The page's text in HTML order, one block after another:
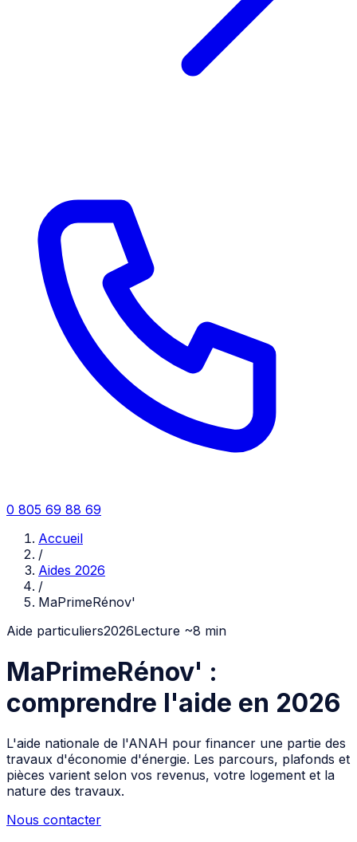
0 805 69 88 69
Accueil
/
Aides 2026
/
MaPrimeRénov'
Aide particuliers2026Lecture ~8 min
MaPrimeRénov' :
comprendre l'aide en 2026
L'aide nationale de l'ANAH pour financer une partie des
travaux d'économie d'énergie. Les parcours, plafonds et
pièces varient selon vos revenus, votre logement et la
nature des travaux.
Nous contacter